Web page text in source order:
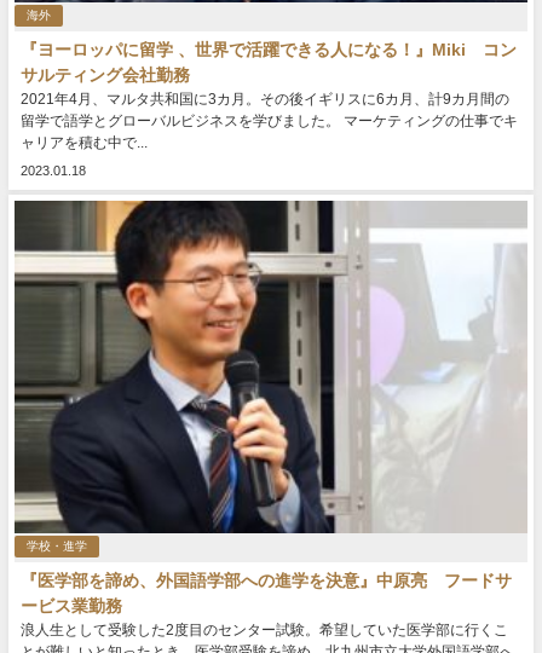
海外
『ヨーロッパに留学 、世界で活躍できる人になる！』Miki コン
サルティング会社勤務
2021年4月、マルタ共和国に3カ月。その後イギリスに6カ月、計9カ月間の
留学で語学とグローバルビジネスを学びました。 マーケティングの仕事でキ
ャリアを積む中で...
2023.01.18
学校・進学
『医学部を諦め、外国語学部への進学を決意』中原亮 フードサ
ービス業勤務
浪人生として受験した2度目のセンター試験。希望していた医学部に行くこ